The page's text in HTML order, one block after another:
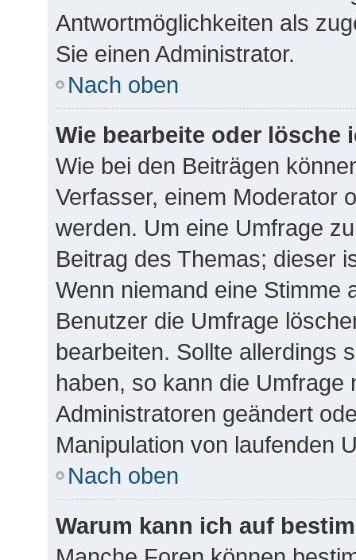
Antwortmöglichkeiten als
Sie einen Administrator.
Nach oben
Wie bearbeite oder lösche
Wie bei den Beiträgen
Verfasser, einem Moderator
werden. Um eine Umfrage
Beitrag des Themas; dieser
Wenn niemand eine Stimme
Benutzer die Umfrage
bearbeiten. Sollte allerdings
haben, so kann die
Administratoren geändert
Manipulation von laufenden
Nach oben
Warum kann ich auf